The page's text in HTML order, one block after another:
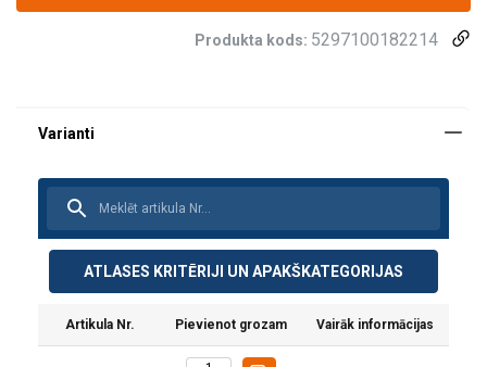
Produkta kods: 5297100182214
ATLASES KRITĒRIJI UN APAKŠKATEGORIJAS
Artikula Nr. Pievienot grozam Vairāk informācijas